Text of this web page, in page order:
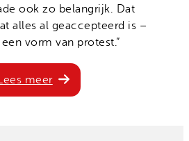
ook zo belangrijk. Dat
alles al geaccepteerd is –
vorm van protest.”
meer